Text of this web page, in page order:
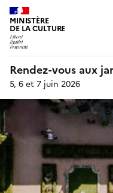
MINISTÈRE
DE LA CULTURE
Rendez-vous aux
5, 6 et 7 juin 2026